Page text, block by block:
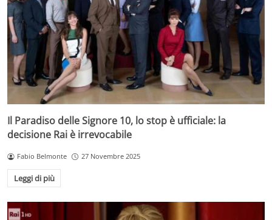
Il Paradiso delle Signore 10, lo stop è ufficiale: la
decisione Rai è irrevocabile
Fabio Belmonte 27 Novembre 2025
Leggi di più